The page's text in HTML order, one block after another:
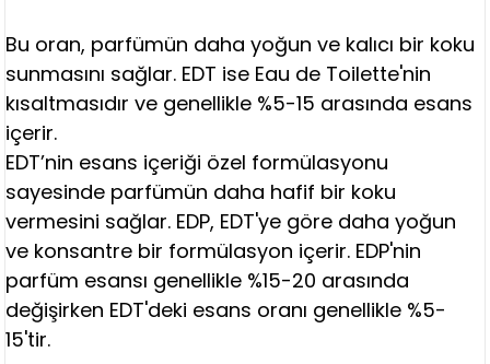
Bu oran, parfümün daha yoğun ve kalıcı bir koku
sunmasını sağlar. EDT ise Eau de Toilette'nin
kısaltmasıdır ve genellikle %5-15 arasında esans
içerir.
EDT’nin esans içeriği özel formülasyonu
sayesinde parfümün daha hafif bir koku
vermesini sağlar. EDP, EDT'ye göre daha yoğun
ve konsantre bir formülasyon içerir. EDP'nin
parfüm esansı genellikle %15-20 arasında
değişirken EDT'deki esans oranı genellikle %5-
15'tir.